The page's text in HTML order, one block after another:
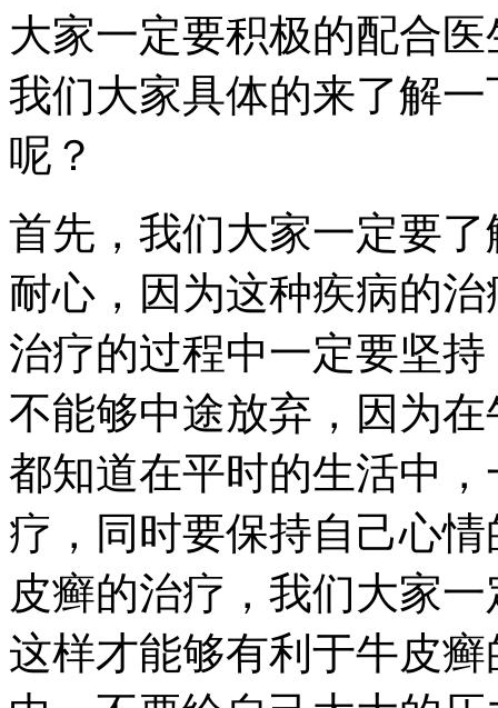
大家一定要积极的配合
我们大家具体的来了解
呢？
首先，我们大家一定要
耐心，因为这种疾病的
治疗的过程中一定要坚
不能够中途放弃，因为
都知道在平时的生活中
疗，同时要保持自己心
皮癣的治疗，我们大家
这样才能够有利于牛皮